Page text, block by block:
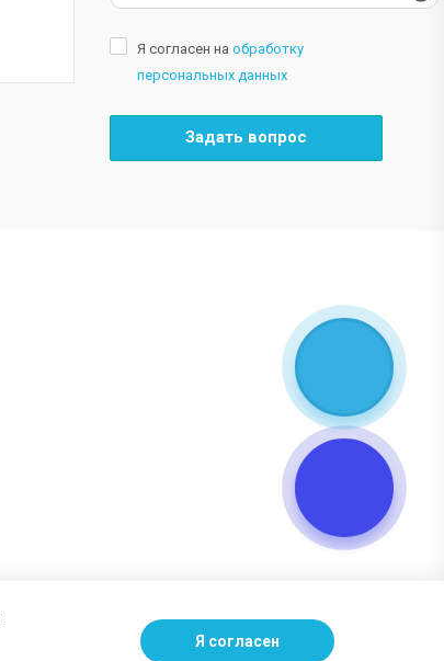
Я согласен наобработку
персональных данных
Задать вопрос
Я согласен